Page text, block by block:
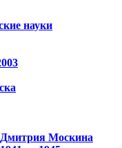
науки
Дмитрия Москина